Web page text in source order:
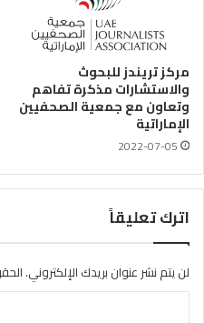
مركز تريندز للبحوث
والاستشارات مذكرة تفاهم
وتعاون مع جمعية الصحفيين
الإماراتية
2022-07-05
اترك تعليقاً
لن يتم نشر عنوان بريدك الإلكتروني.